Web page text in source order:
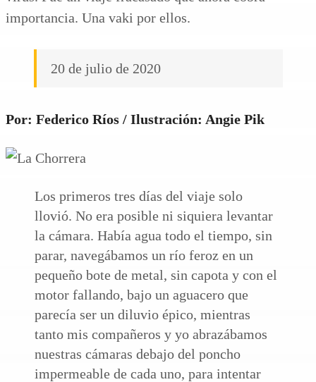
importancia. Una vaki por ellos.
20 de julio de 2020
Por: Federico Ríos / Ilustración: Angie Pik
Los primeros tres días del viaje solo
llovió. No era posible ni siquiera levantar
la cámara. Había agua todo el tiempo, sin
parar, navegábamos un río feroz en un
pequeño bote de metal, sin capota y con el
motor fallando, bajo un aguacero que
parecía ser un diluvio épico, mientras
tanto mis compañeros y yo abrazábamos
nuestras cámaras debajo del poncho
impermeable de cada uno, para intentar